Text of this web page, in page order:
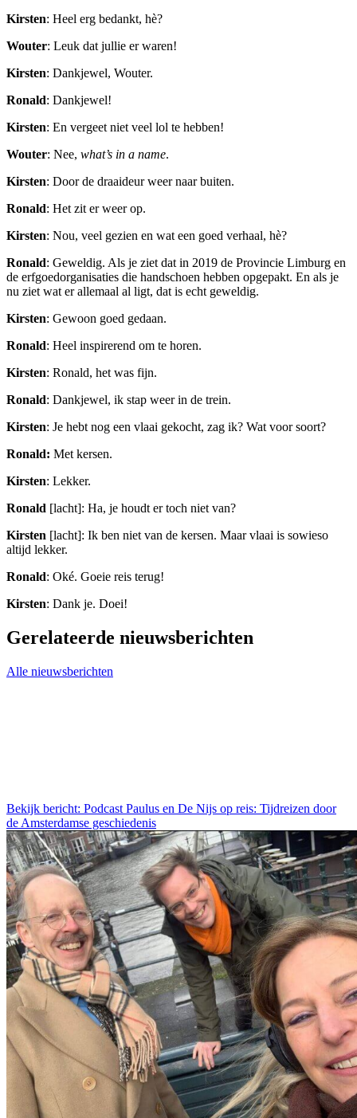
Kirsten: Heel erg bedankt, hè?
Wouter: Leuk dat jullie er waren!
Kirsten: Dankjewel, Wouter.
Ronald: Dankjewel!
Kirsten: En vergeet niet veel lol te hebben!
Wouter: Nee, what’s in a name.
Kirsten: Door de draaideur weer naar buiten.
Ronald: Het zit er weer op.
Kirsten: Nou, veel gezien en wat een goed verhaal, hè?
Ronald: Geweldig. Als je ziet dat in 2019 de Provincie Limburg en
de erfgoedorganisaties die handschoen hebben opgepakt. En als je
nu ziet wat er allemaal al ligt, dat is echt geweldig.
Kirsten: Gewoon goed gedaan.
Ronald: Heel inspirerend om te horen.
Kirsten: Ronald, het was fijn.
Ronald: Dankjewel, ik stap weer in de trein.
Kirsten: Je hebt nog een vlaai gekocht, zag ik? Wat voor soort?
Ronald: Met kersen.
Kirsten: Lekker.
Ronald [lacht]: Ha, je houdt er toch niet van?
Kirsten [lacht]: Ik ben niet van de kersen. Maar vlaai is sowieso
altijd lekker.
Ronald: Oké. Goeie reis terug!
Kirsten: Dank je. Doei!
Gerelateerde nieuwsberichten
Alle nieuwsberichten
Bekijk bericht: Podcast Paulus en De Nijs op reis: Tijdreizen door
de Amsterdamse geschiedenis